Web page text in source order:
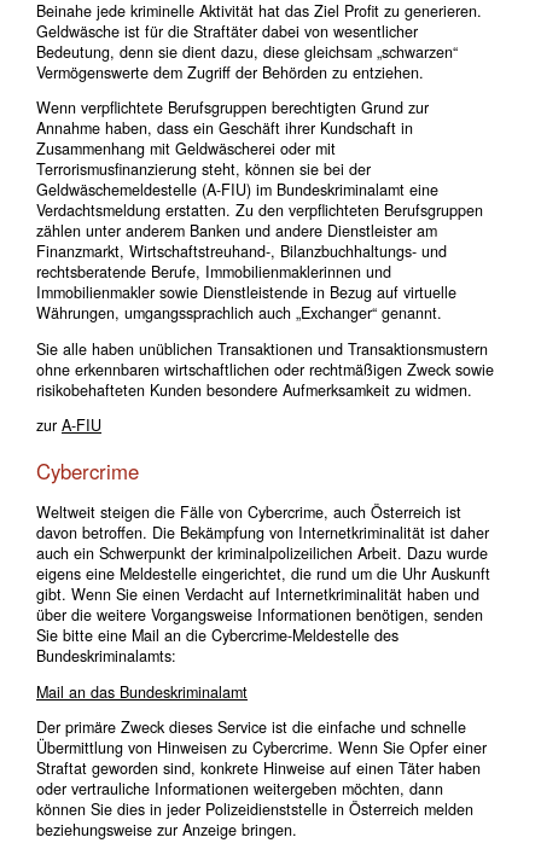
Beinahe jede kriminelle Aktivität hat das Ziel Profit zu generieren.
Geldwäsche ist für die Straftäter dabei von wesentlicher
Bedeutung, denn sie dient dazu, diese gleichsam „schwarzen“
Vermögenswerte dem Zugriff der Behörden zu entziehen.
Wenn verpflichtete Berufsgruppen berechtigten Grund zur
Annahme haben, dass ein Geschäft ihrer Kundschaft in
Zusammenhang mit Geldwäscherei oder mit
Terrorismusfinanzierung steht, können sie bei der
Geldwäschemeldestelle (A-FIU) im Bundeskriminalamt eine
Verdachtsmeldung erstatten. Zu den verpflichteten Berufsgruppen
zählen unter anderem Banken und andere Dienstleister am
Finanzmarkt, Wirtschaftstreuhand-, Bilanzbuchhaltungs- und
rechtsberatende Berufe, Immobilienmaklerinnen und
Immobilienmakler sowie Dienstleistende in Bezug auf virtuelle
Währungen, umgangssprachlich auch „Exchanger“ genannt.
Sie alle haben unüblichen Transaktionen und Transaktionsmustern
ohne erkennbaren wirtschaftlichen oder rechtmäßigen Zweck sowie
risikobehafteten Kunden besondere Aufmerksamkeit zu widmen.
zur A-FIU
Cybercrime
Weltweit steigen die Fälle von Cybercrime, auch Österreich ist
davon betroffen. Die Bekämpfung von Internetkriminalität ist daher
auch ein Schwerpunkt der kriminalpolizeilichen Arbeit. Dazu wurde
eigens eine Meldestelle eingerichtet, die rund um die Uhr Auskunft
gibt. Wenn Sie einen Verdacht auf Internetkriminalität haben und
über die weitere Vorgangsweise Informationen benötigen, senden
Sie bitte eine Mail an die Cybercrime-Meldestelle des
Bundeskriminalamts:
Mail an das Bundeskriminalamt
Der primäre Zweck dieses Service ist die einfache und schnelle
Übermittlung von Hinweisen zu Cybercrime. Wenn Sie Opfer einer
Straftat geworden sind, konkrete Hinweise auf einen Täter haben
oder vertrauliche Informationen weitergeben möchten, dann
können Sie dies in jeder Polizeidienststelle in Österreich melden
beziehungsweise zur Anzeige bringen.